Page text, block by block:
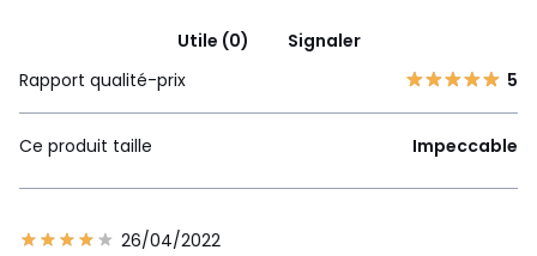
Utile (0)
Signaler
Rapport qualité-prix
5
Ce produit taille Impeccable
26/04/2022